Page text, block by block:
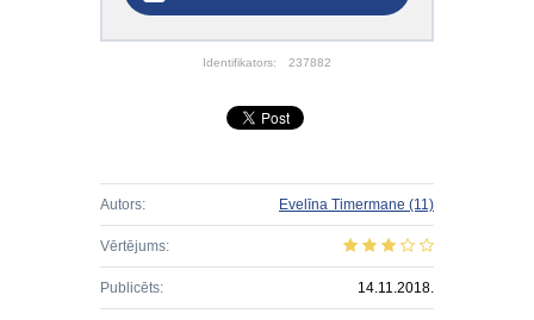
Identifikators: 237882
Autors: Evelīna Timermane (11)
Vērtējums:
Publicēts: 14.11.2018.